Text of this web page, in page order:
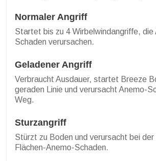
Normaler Angriff
Startet bis zu 4 Wirbelwindangriffe, die
Schaden verursachen.
Geladener Angriff
Verbraucht Ausdauer, startet Breeze
geraden Linie und verursacht Anemo-
Weg.
Sturzangriff
Stürzt zu Boden und verursacht bei der
Flächen-Anemo-Schaden.